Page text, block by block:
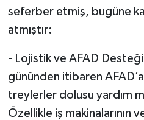
seferber etmiş, bugüne
atmıştır:
- Lojistik ve AFAD
gününden itibaren
treylerler dolusu yardım
Özellikle iş makinalarının